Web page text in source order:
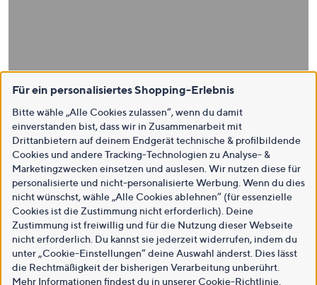
Für ein personalisiertes Shopping-Erlebnis
Bitte wähle „Alle Cookies zulassen“, wenn du damit
einverstanden bist, dass wir in Zusammenarbeit mit
Drittanbietern auf deinem Endgerät technische & profilbildende
Cookies und andere Tracking-Technologien zu Analyse- &
Marketingzwecken einsetzen und auslesen. Wir nutzen diese für
personalisierte und nicht-personalisierte Werbung. Wenn du dies
nicht wünschst, wähle „Alle Cookies ablehnen“ (für essenzielle
Cookies ist die Zustimmung nicht erforderlich). Deine
Zustimmung ist freiwillig und für die Nutzung dieser Webseite
nicht erforderlich. Du kannst sie jederzeit widerrufen, indem du
unter „Cookie-Einstellungen“ deine Auswahl änderst. Dies lässt
die Rechtmäßigkeit der bisherigen Verarbeitung unberührt.
Mehr Informationen findest du in unsererCookie-Richtlinie